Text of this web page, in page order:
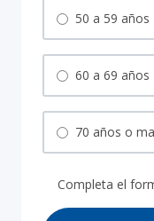
50 a 59 años
60 a 69 años
70 años o
Completa el